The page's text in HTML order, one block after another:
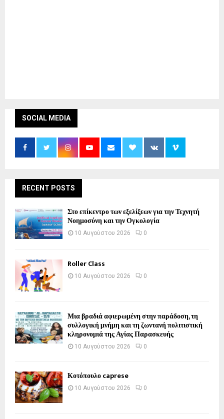
SOCIAL MEDIA
RECENT POSTS
Στο επίκεντρο των εξελίξεων για την Τεχνητή
Νοημοσύνη και την Ογκολογία
10 Αυγούστου 2026 0
Roller Class
10 Αυγούστου 2026 0
Μια βραδιά αφιερωμένη στην παράδοση, τη
συλλογική μνήμη και τη ζωντανή πολιτιστική
κληρονομιά της Αγίας Παρασκευής
10 Αυγούστου 2026 0
Κοτόπουλο caprese
10 Αυγούστου 2026 0